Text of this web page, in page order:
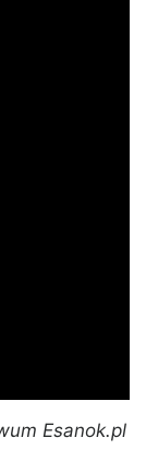
Esanok.pl